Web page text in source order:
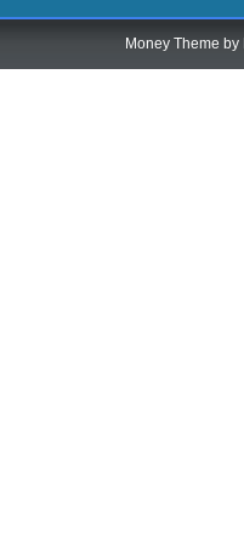
Money Theme by